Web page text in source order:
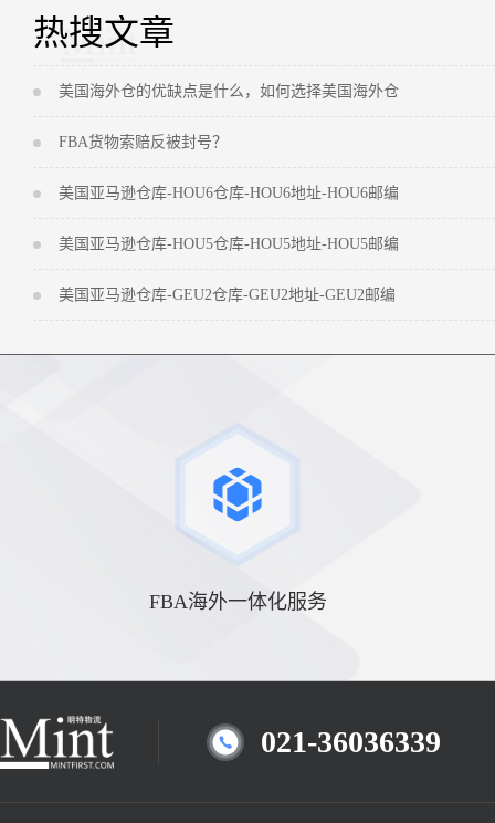
热搜文章
美国海外仓的优缺点是什么，如何选择美国海外仓
FBA货物索赔反被封号？
美国亚马逊仓库-HOU6仓库-HOU6地址-HOU6邮编
美国亚马逊仓库-HOU5仓库-HOU5地址-HOU5邮编
美国亚马逊仓库-GEU2仓库-GEU2地址-GEU2邮编
FBA海外一体化服务
021-36036339